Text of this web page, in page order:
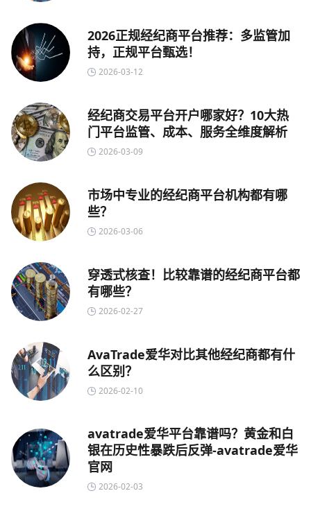
2026正规经纪商平台推荐：多监管加
持，正规平台甄选！
2026-03-12
经纪商交易平台开户哪家好？10大热
门平台监管、成本、服务全维度解析
2026-03-09
市场中专业的经纪商平台机构都有哪
些？
2026-03-06
穿透式核查！比较靠谱的经纪商平台都
有哪些？
2026-02-27
AvaTrade爱华对比其他经纪商都有什
么区别？
2026-02-10
avatrade爱华平台靠谱吗？黄金和白
银在历史性暴跌后反弹-avatrade爱华
官网
2026-02-03